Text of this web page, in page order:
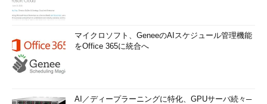
マイクロソフト、GeneeのAIスケジュール管理機能
をOffice 365に統合へ
AI／ディープラーニングに特化、GPUサーバ続々─